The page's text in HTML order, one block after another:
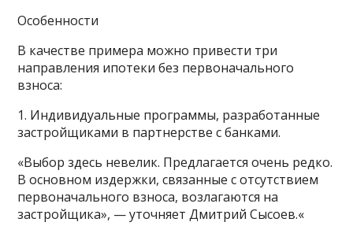
Особенности
В качестве примера можно привести три
направления ипотеки без первоначального
взноса:
1. Индивидуальные программы, разработанные
застройщиками в партнерстве с банками.
«Выбор здесь невелик. Предлагается очень редко.
В основном издержки, связанные с отсутствием
первоначального взноса, возлагаются на
застройщика», — уточняет Дмитрий Сысоев.«